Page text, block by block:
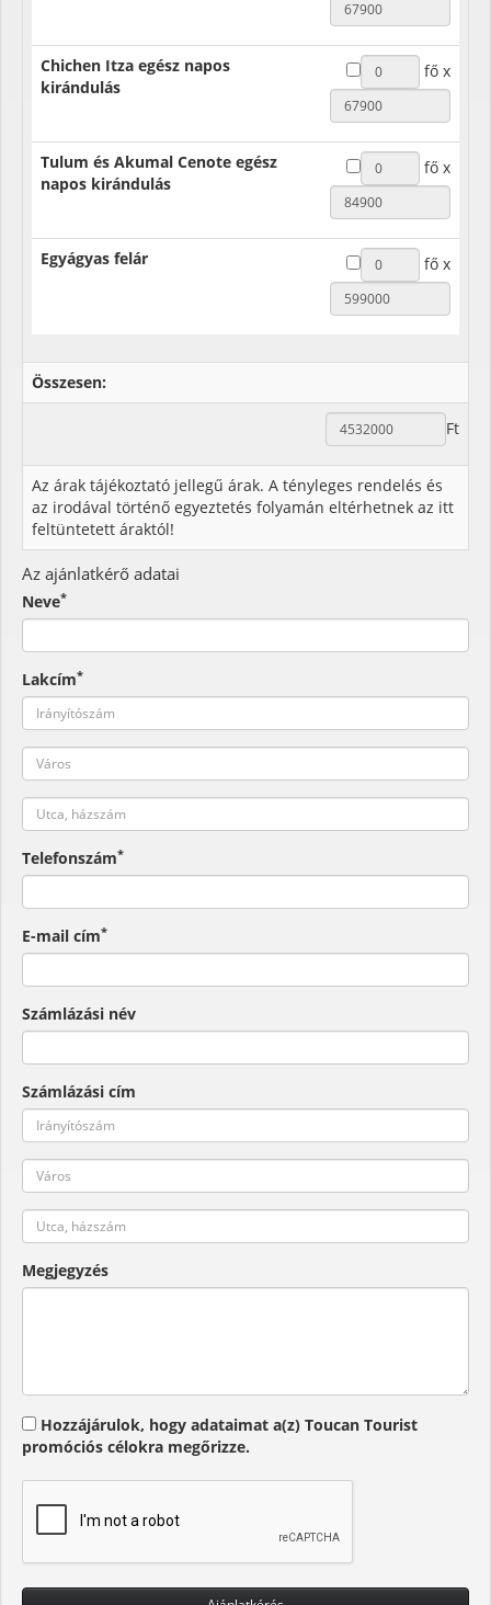
Chichen Itza egész napos
kirándulás
Tulum és Akumal Cenote egész
napos kirándulás
Egyágyas felár
Összesen:
Ft
Az árak tájékoztató jellegű árak. A tényleges rendelés és
az irodával történő egyeztetés folyamán eltérhetnek az itt
feltüntetett áraktól!
Az ajánlatkérő adatai
Neve*
Lakcím*
Telefonszám*
E-mail cím*
Számlázási név
Számlázási cím
Megjegyzés
Hozzájárulok, hogy adataimat a(z) Toucan Tourist
promóciós célokra megőrizze.